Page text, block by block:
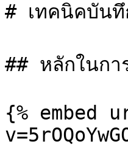
# เทคนิคบันทึ
## หลักในกา
{% embed